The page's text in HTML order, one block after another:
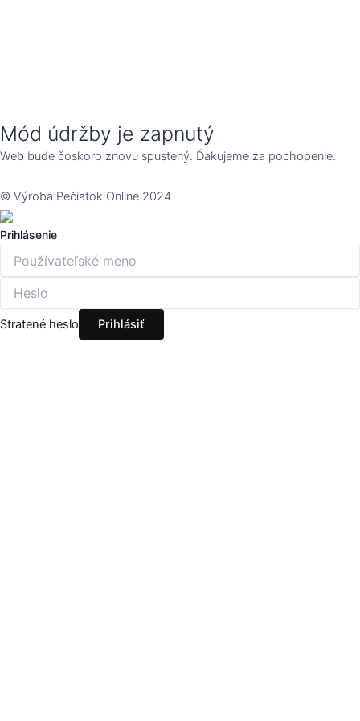
Mód údržby je zapnutý
Web bude čoskoro znovu spustený. Ďakujeme za pochopenie.
© Výroba Pečiatok Online 2024
Prihlásenie
Stratené heslo